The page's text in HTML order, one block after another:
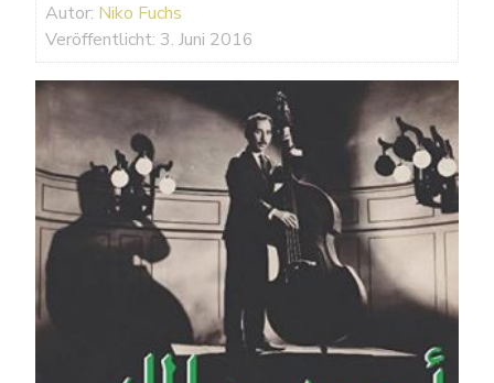
Autor: Niko Fuchs
Veröffentlicht: 3. Juni 2016